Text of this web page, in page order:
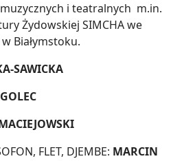
i teatralnych m.in.
Żydowskiej SIMCHA we
Białymstoku.
SAWICKA
FLET, DJEMBE: MARCIN